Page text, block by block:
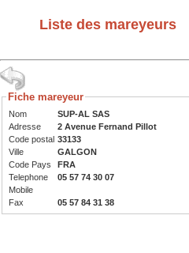
Liste des mareyeurs
Fiche mareyeur
Nom
SUP-AL SAS
Adresse
2 Avenue Fernand Pillot
Code postal 33133
Ville
GALGON
Code Pays
FRA
Telephone
05 57 74 30 07
Mobile
Fax
05 57 84 31 38